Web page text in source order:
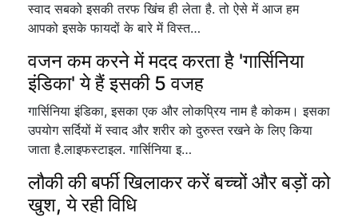
स्वाद सबको इसकी तरफ खिंच ही लेता है. तो ऐसे में आज हम
आपको इसके फायदों के बारे में विस्त…
वजन कम करने में मदद करता है 'गार्सिनिया
इंडिका' ये हैं इसकी 5 वजह
गार्सिनिया इंडिका, इसका एक और लोकप्रिय नाम है कोकम। इसका
उपयोग सर्दियों में स्वाद और शरीर को दुरुस्त रखने के लिए किया
जाता है.लाइफस्टाइल. गार्सिनिया इ…
लौकी की बर्फी खिलाकर करें बच्चों और बड़ों को
खुश, ये रही विधि